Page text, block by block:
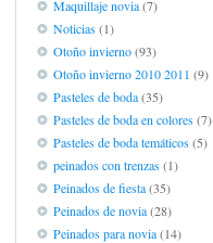
Maquillaje novia(7)
Noticias(1)
Otoño invierno(93)
Otoño invierno 2010 2011 (9)
Pasteles de boda(35)
Pasteles de boda en colores(7)
Pasteles de boda temáticos(5)
peinados con trenzas(1)
Peinados de fiesta(35)
Peinados de novia(28)
Peinados para novia(14)